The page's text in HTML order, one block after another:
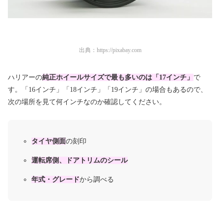
出典： https://pixabay.com
ハリアーの純正ホイールサイズで最も多いのは「17インチ」 で
す。「16インチ」「18インチ」「19インチ」の場合もあるので、
次の場所を見て何インチなのか確認してください。
タイヤ側面の刻印
運転席側、ドアトリムのシール
年式・グレードから調べる